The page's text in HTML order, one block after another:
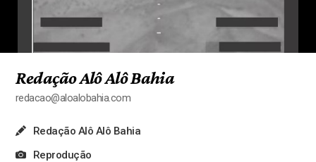
Redação Alô Alô Bahia
redacao@aloalobahia.com
Redação Alô Alô Bahia
Reprodução